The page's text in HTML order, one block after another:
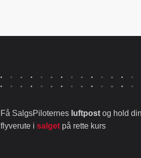
Få SalgsPiloternes luftpost og hold din
flyverute isalget på rette kurs